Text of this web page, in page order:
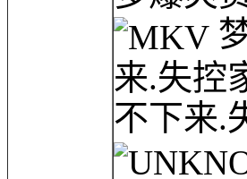
来.失控
不下来.